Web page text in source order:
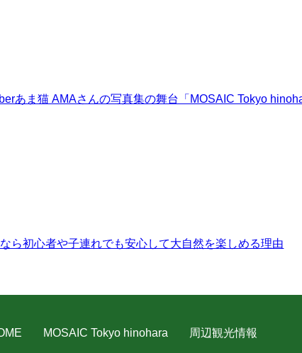
あま猫 AMAさんの写真集の舞台「MOSAIC Tokyo
ら初心者や子連れでも安心して大自然を楽しめる理由
MOSAIC Tokyo hinohara 周辺観光情報